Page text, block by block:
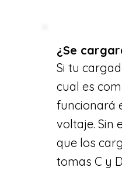
¿Se
Si tu
cual es
funcionará
voltaje. Sin
que los
tomas C y